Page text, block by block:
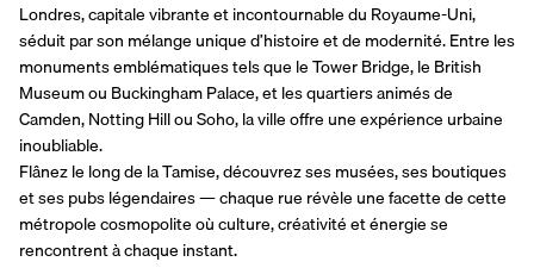
Londres, capitale vibrante et incontournable du Royaume-Uni,
séduit par son mélange unique d’histoire et de modernité. Entre les
monuments emblématiques tels que le Tower Bridge, le British
Museum ou Buckingham Palace, et les quartiers animés de
Camden, Notting Hill ou Soho, la ville offre une expérience urbaine
inoubliable.
Flânez le long de la Tamise, découvrez ses musées, ses boutiques
et ses pubs légendaires — chaque rue révèle une facette de cette
métropole cosmopolite où culture, créativité et énergie se
rencontrent à chaque instant.